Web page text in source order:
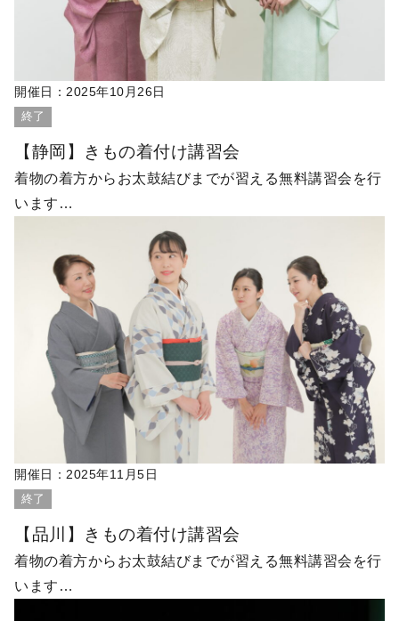
開催日： 2025年10月26日
終了
【静岡】きもの着付け講習会
着物の着方からお太鼓結びまでが習える無料講習会を行
います…
開催日： 2025年11月5日
終了
【品川】きもの着付け講習会
着物の着方からお太鼓結びまでが習える無料講習会を行
います…